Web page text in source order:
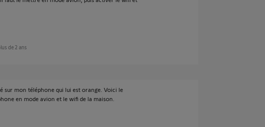
de 2 ans
sur mon téléphone qui lui est orange. Voici le
en mode avion et le wifi de la maison.